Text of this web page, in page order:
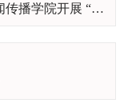
筑牢安全防线 守护平安假期 ——新闻传播学院开展 “五一” 劳动节假期前安全大检查